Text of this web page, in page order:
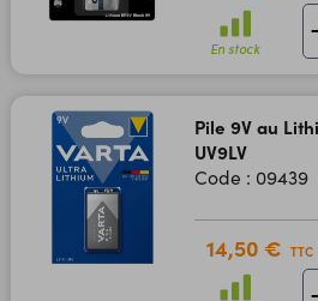
En stock
Pile 9V au
UV9LV
Code : 09439
14,50 € TTC